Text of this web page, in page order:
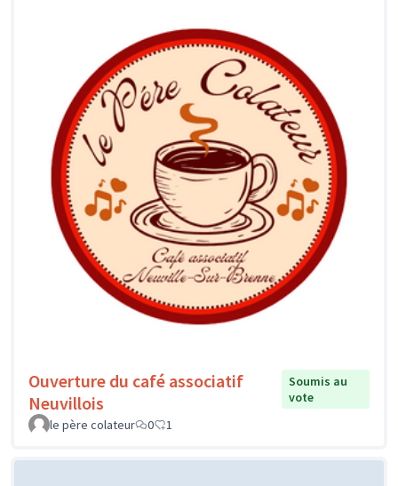
Ouverture du café associatif
Neuvillois
Soumis au
vote
le père colateur
0 1